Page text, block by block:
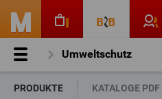
Umweltschutz
PRODUKTE KATALOGE PDF